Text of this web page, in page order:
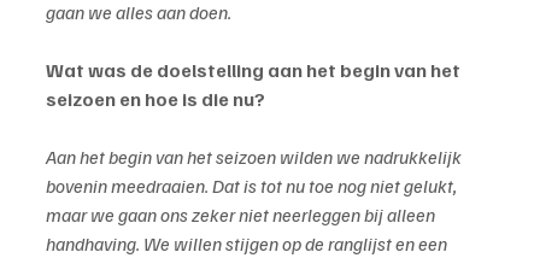
gaan we alles aan doen.
Wat was de doelstelling aan het begin van het
seizoen en hoe is die nu?
Aan het begin van het seizoen wilden we nadrukkelijk
bovenin meedraaien. Dat is tot nu toe nog niet gelukt,
maar we gaan ons zeker niet neerleggen bij alleen
handhaving. We willen stijgen op de ranglijst en een